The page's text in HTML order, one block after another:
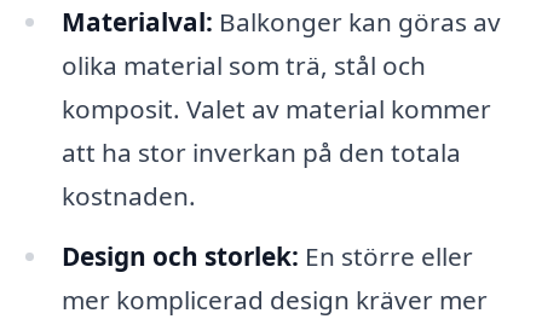
Materialval: Balkonger kan göras av
olika material som trä, stål och
komposit. Valet av material kommer
att ha stor inverkan på den totala
kostnaden.
Design och storlek: En större eller
mer komplicerad design kräver mer